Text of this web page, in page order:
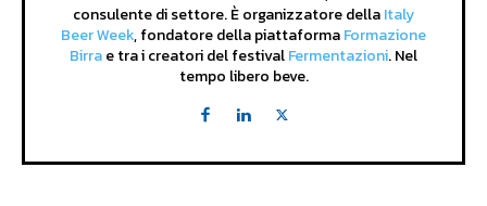
consulente di settore. È organizzatore dellaItaly
Beer Week, fondatore della piattaformaFormazione
Birrae tra i creatori del festivalFermentazioni. Nel
tempo libero beve.